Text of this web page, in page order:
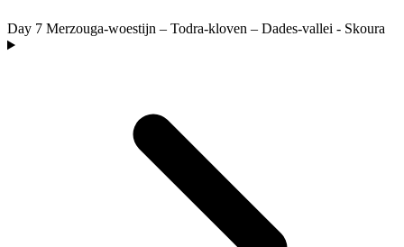
Day 7 Merzouga-woestijn – Todra-kloven – Dades-vallei - Skoura